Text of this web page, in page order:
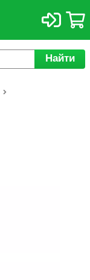
Найти